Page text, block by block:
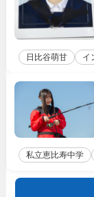
日比谷萌甘 イ
私立恵比寿中学